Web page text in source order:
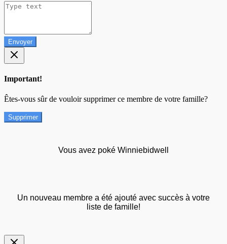
Envoyer
Important!
Êtes-vous sûr de vouloir supprimer ce membre de votre famille?
Supprimer
Vous avez poké Winniebidwell
Un nouveau membre a été ajouté avec succès à votre
liste de famille!